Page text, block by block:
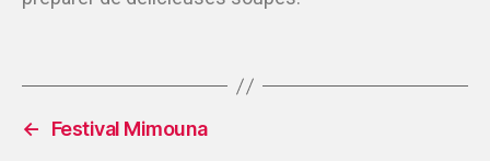
← Festival Mimouna